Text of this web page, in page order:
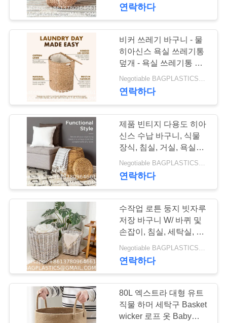
주
인
요
요
해변 제품 용품
BAGEASE 제조
홍보용 사은품 제품
공급 BAGEASE 제
조
95
DOG & CAT 제품 용
품 BAGEASE 제조
55
연락하다
비커 쓰레기 바구니 - 물
히아신스 욕실 쓰레기통
덮개 - 욕실 쓰레기통 보
호 스타일 - 비커 쓰레기
통 덮개 가구, 부엌 - 제거
가능한 라인어, 철 프레임
Negotiable BAGPLASTICS@GMAIL.COM WHATSAPP:+8613780964661 MOQ:1000 부분 스카이프 : 마이데아르닐
연락하다
제품 빈티지 다용도 히아
신스 수납 바구니, 식물
장식, 침실, 거실, 욕실용
수제 직조 정리함, 뚜껑
포함 - 내추럴
Negotiable BAGPLASTICS@GMAIL.COM WHATSAPP:+8613780964661 MOQ:1000 부분 스카이프 : 마이데아르닐
연락하다
수작업 로튼 둥지 빗자루
저장 바구니 W/ 바퀴 및
손잡이, 침실, 세탁실, 백
색 세탁 / 쿠부 회색의 장
식용 해초 용기
연락하다
80L 엑스트라 대형 유트
직물 하머 세탁구 Basket
wicker 로프 옷 Baby